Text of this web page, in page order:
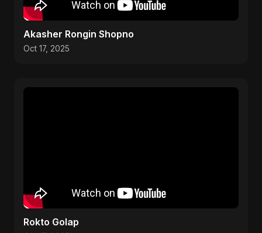
Akasher Rongin Shopno
Oct 17, 2025
Rokto Golap